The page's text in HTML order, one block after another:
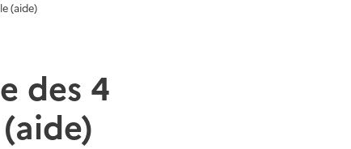
(aide)
des 4